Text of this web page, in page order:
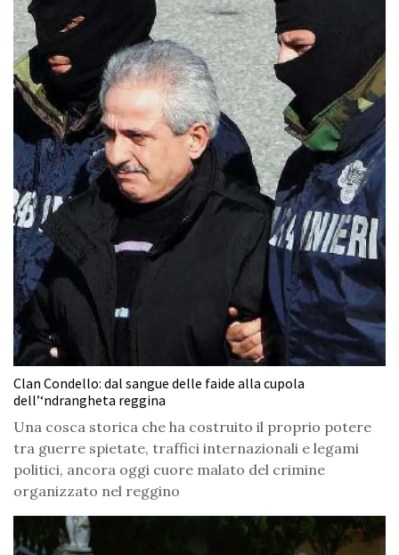
Clan Condello: dal sangue delle faide alla cupola
dell’‘ndrangheta reggina
Una cosca storica che ha costruito il proprio potere
tra guerre spietate, traffici internazionali e legami
politici, ancora oggi cuore malato del crimine
organizzato nel reggino